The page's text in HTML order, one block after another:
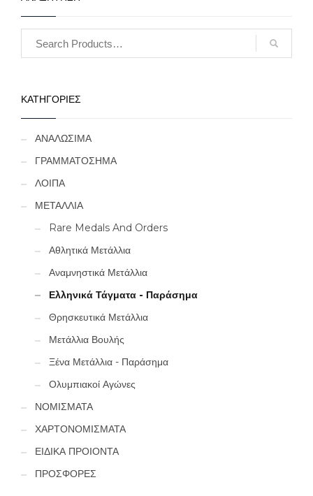
ΚΑΤΗΓΟΡΙΕΣ
ΑΝΑΛΩΣΙΜΑ
ΓΡΑΜΜΑΤΟΣΗΜΑ
ΛΟΙΠΑ
ΜΕΤΑΛΛΙΑ
Rare Medals And Orders
Αθλητικά Μετάλλια
Αναμνηστικά Μετάλλια
Ελληνικά Τάγματα - Παράσημα
Θρησκευτικά Μετάλλια
Μετάλλια Βουλής
Ξένα Μετάλλια - Παράσημα
Ολυμπιακοί Αγώνες
ΝΟΜΙΣΜΑΤΑ
ΧΑΡΤΟΝΟΜΙΣΜΑΤΑ
ΕΙΔΙΚΑ ΠΡΟΙΟΝΤΑ
ΠΡΟΣΦΟΡΕΣ